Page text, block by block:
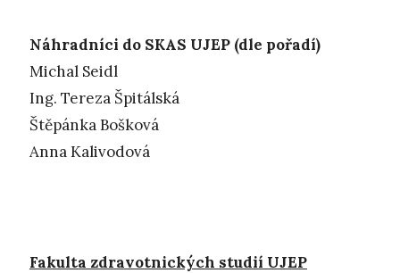
Náhradníci do SKAS UJEP (dle pořadí)
Michal Seidl
Ing. Tereza Špitálská
Štěpánka Bošková
Anna Kalivodová
Fakulta zdravotnických studií UJEP